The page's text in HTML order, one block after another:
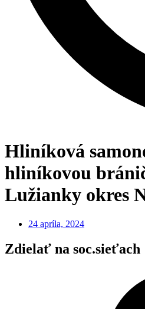
Hliníková
hliníkovou
Lužianky okres
24 apríla, 2024
Zdielať na soc.sieťach